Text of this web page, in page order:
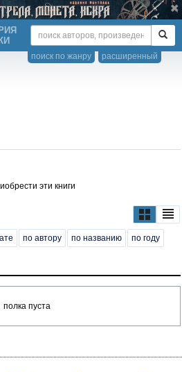
расширенный
поиск по жанру
эти книги
по автору по названию по году
полка пуста